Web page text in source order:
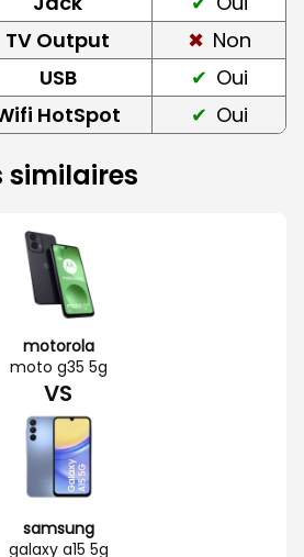
TV Output
Non
USB
Oui
HotSpot Oui
motorola
moto g35 5g
VS
samsung
galaxy a15 5g